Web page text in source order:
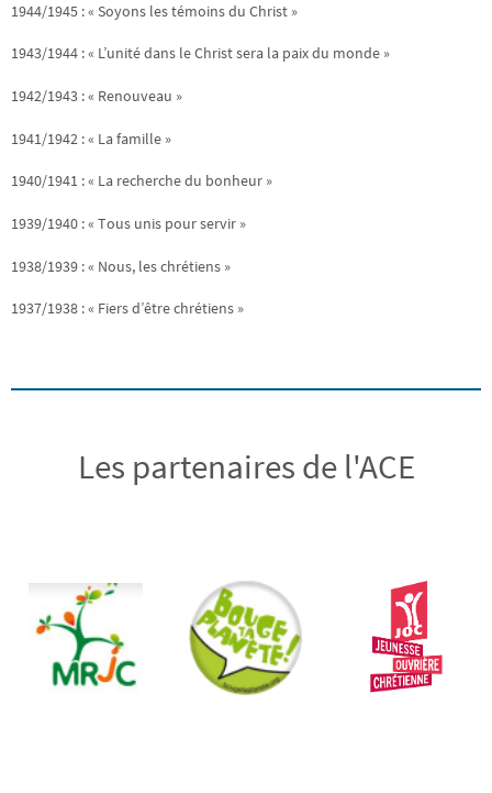
1944/1945 : « Soyons les témoins du Christ »
1943/1944 : « L’unité dans le Christ sera la paix du monde »
1942/1943 : « Renouveau »
1941/1942 : « La famille »
1940/1941 : « La recherche du bonheur »
1939/1940 : « Tous unis pour servir »
1938/1939 : « Nous, les chrétiens »
1937/1938 : « Fiers d’être chrétiens »
Les partenaires de l'ACE